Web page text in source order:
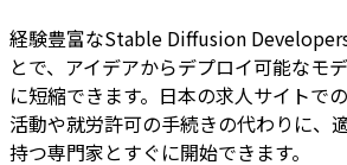
経験豊富なStable Diffusion
とで、アイデアからデプロイ可能なモ
に短縮できます。日本の求人サイトで
活動や就労許可の手続きの代わりに、
持つ専門家とすぐに開始できます。